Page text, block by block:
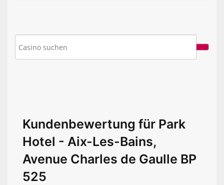
Kundenbewertung für Park
Hotel - Aix-Les-Bains,
Avenue Charles de Gaulle BP
525